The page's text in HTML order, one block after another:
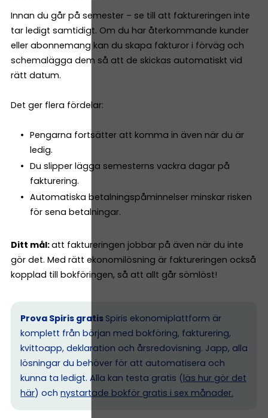
Innan du går på semester – se till att faktureringen inte
tar ledigt samtidigt. Om du har återkommande kunder
eller abonnemang kan du skapa fakturor i förväg och
schemalägga dem så att de skickas automatiskt vid
rätt datum.
Det ger flera fördelar:
Pengarna fortsätter att komma in även när du är
ledig.
Du slipper lägga semesterns vackra dagar på
fakturering.
Automatiska betalningspåminnelser minskar risken
för sena betalningar.
Ditt mål:att faktureringen jobbar på även när du inte
gör det. Med rätt ekonomilösning är faktureringen också
kopplad till bokföringen, så att allt går sömlöst!
Prova Spiris gratis Spiris ekonomiplattform är
komplett från början med bokföring, fakturering,
kvittoapp, deklaration och årsredovisning. Japp, alla
lösningar du behöver för att automatisera och
kunna ta ledigt. Alla kan testa gratis (läs hur gör det
här) och nystartade bokför gratis i sex månader.